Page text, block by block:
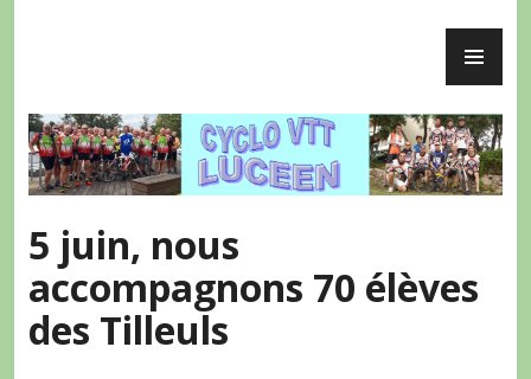
5 juin, nous
accompagnons 70 élèves
des Tilleuls